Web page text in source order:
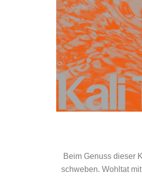
Beim Genuss dieser
schweben. Wohltat